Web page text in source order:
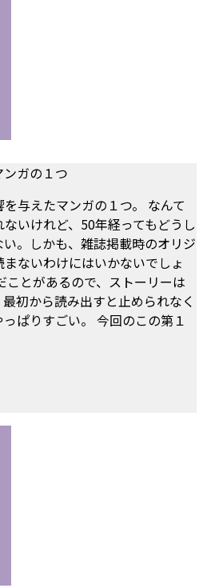
ガの１つ
与えたマンガの１つ。 なんて
いけれど、50年経ってもどうし
。しかも、雑誌掲載時のオリジ
ないわけにはいかないでしょ
ことがあるので、ストーリーは
初から読み出すと止められなく
ぱりすごい。 今回のこの第１